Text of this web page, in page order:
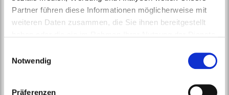
Partner führen diese Informationen möglicherweise mit
weiteren Daten zusammen, die Sie ihnen bereitgestellt
erklären Sie sich mit unserer Datenschutzerklärung
Notwendig
Präferenzen
sich um Textdateien, die bei einem
Abruf einer Webseite im
Internetbrowser bzw. vom
Cookie enthält eine charakteristische